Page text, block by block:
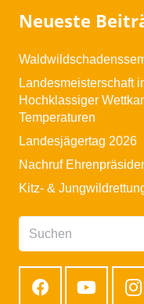
Neueste
Landesmeisterschaft
Hochklassiger
Temperaturen
Landesjägertag 2026
Nachruf
Kitz- &